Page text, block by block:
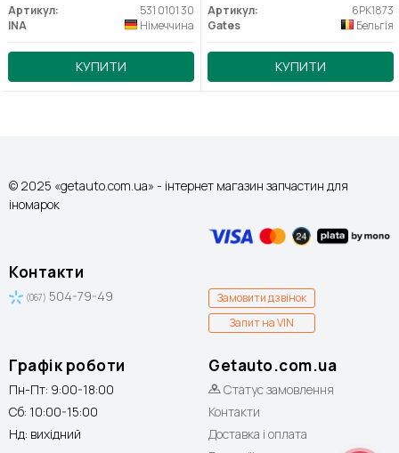
Артикул:
531 0101 30
INA
Німеччина
КУПИТИ
Артикул:
6PK1873
Gates
Бельгія
КУПИТИ
© 2025 «getauto.com.ua» - інтернет магазин запчастин для
іномарок
Контакти
(067) 504-79-49
Замовити дзвінок
Запит на VIN
Графік роботи
Пн-Пт: 9:00-18:00
Сб: 10:00-15:00
Нд: вихідний
Getauto.com.ua
Статус замовлення
Контакти
Доставка і оплата